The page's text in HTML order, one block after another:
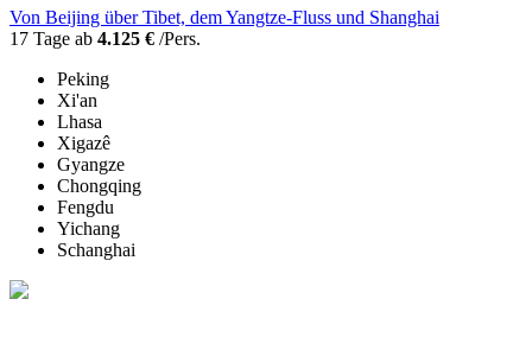
Von Beijing über Tibet, dem Yangtze-Fluss und Shanghai
17 Tage ab 4.125 € /Pers.
Peking
Xi'an
Lhasa
Xigazê
Gyangze
Chongqing
Fengdu
Yichang
Schanghai